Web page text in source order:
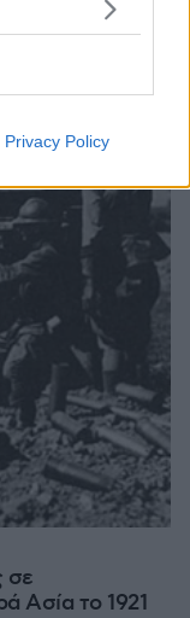
Privacy Policy
σε
Ασία το 1921